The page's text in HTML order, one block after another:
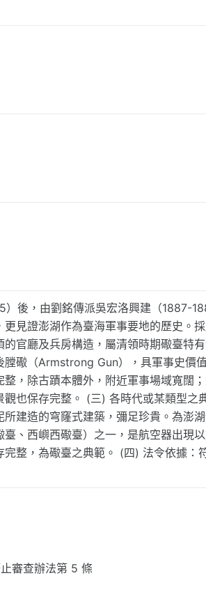
後，由劉銘傳派吳宏洛興建（1887-
見證澎湖作為臺海軍事要地的歷史。
官廳及兵房構造，屬清領時期礮臺特
礮（Armstrong Gun），具軍事史價
，除古蹟本體外，附近軍事場域寬闊
觀也保存完整。 (三) 各時代或某類型之
建造的穹窿式建築，彌足珍貴。為澎
臺、西嶼西礮臺）之一，是航空器出現
整，為礮臺之典範。 (四) 法令依據：
審查辦法第 5 條